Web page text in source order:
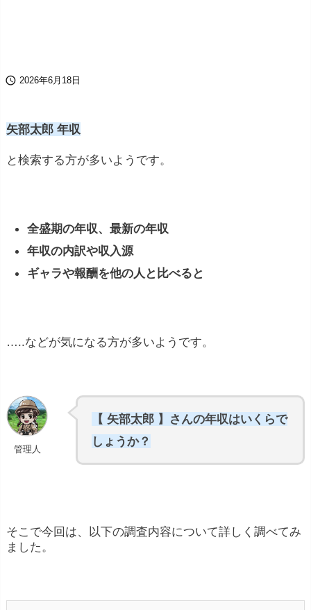
 2026年6月18日
矢部太郎 年収
と検索する方が多いようです。
全盛期の年収、最新の年収
年収の内訳や収入源
ギャラや報酬を他の人と比べると
…..などが気になる方が多いようです。
管理人
【 矢部太郎 】さんの年収はいくらで
しょうか？
そこで今回は、以下の調査内容について詳しく調べてみ
ました。